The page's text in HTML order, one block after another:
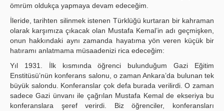
ömrüm oldukça yapmaya devam edeceğim.
İleride, tarihten silinmek istenen Türklüğü kurtaran bir kahraman
olarak karşımıza çıkacak olan Mustafa Kemal’in adı geçmişken,
onun hakkındaki aynı zamanda hayatıma yön veren küçük bir
hatıramı anlatmama müsaadenizi rica edeceğim:
Yıl 1931. İlk kısmında öğrenci bulunduğum Gazi Eğitim
Enstitüsü’nün konferans salonu, o zaman Ankara’da bulunan tek
büyük salondu. Konferanslar çok defa burada verilirdi. O zaman
sadece Gazi ünvanı ile çağrılan Mustafa Kemal de ekseriya bu
konferanslara şeref verirdi. Biz öğrenciler, konferansları